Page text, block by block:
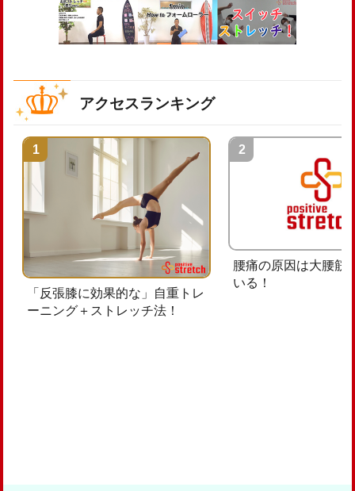
アクセスランキング
「反張膝に効果的な」自重トレ
ーニング＋ストレッチ法！
腰痛の原因は大腰筋
いる！